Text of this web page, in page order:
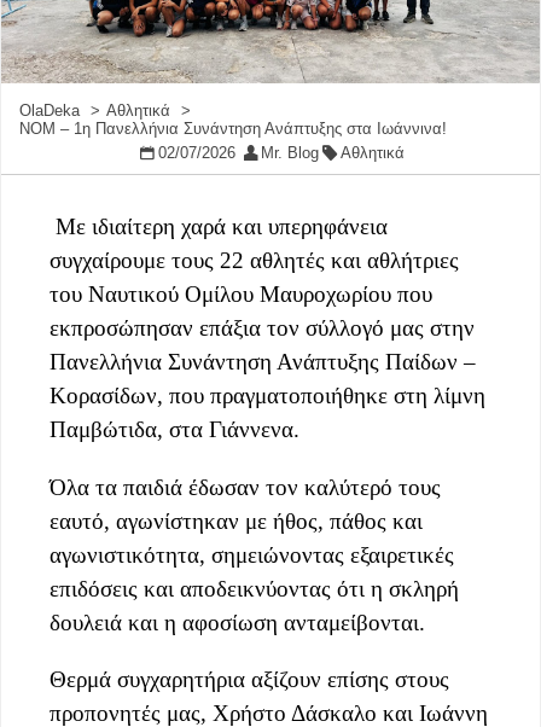
OlaDeka
Αθλητικά
ΝΟΜ – 1η Πανελλήνια Συνάντηση Ανάπτυξης στα Ιωάννινα!
02/07/2026
Mr. Blog Αθλητικά
Με ιδιαίτερη χαρά και υπερηφάνεια
συγχαίρουμε τους 22 αθλητές και αθλήτριες
του Ναυτικού Ομίλου Μαυροχωρίου που
εκπροσώπησαν επάξια τον σύλλογό μας στην
Πανελλήνια Συνάντηση Ανάπτυξης Παίδων –
Κορασίδων, που πραγματοποιήθηκε στη λίμνη
Παμβώτιδα, στα Γιάννενα.
Όλα τα παιδιά έδωσαν τον καλύτερό τους
εαυτό, αγωνίστηκαν με ήθος, πάθος και
αγωνιστικότητα, σημειώνοντας εξαιρετικές
επιδόσεις και αποδεικνύοντας ότι η σκληρή
δουλειά και η αφοσίωση ανταμείβονται.
Θερμά συγχαρητήρια αξίζουν επίσης στους
προπονητές μας, Χρήστο Δάσκαλο και Ιωάννη